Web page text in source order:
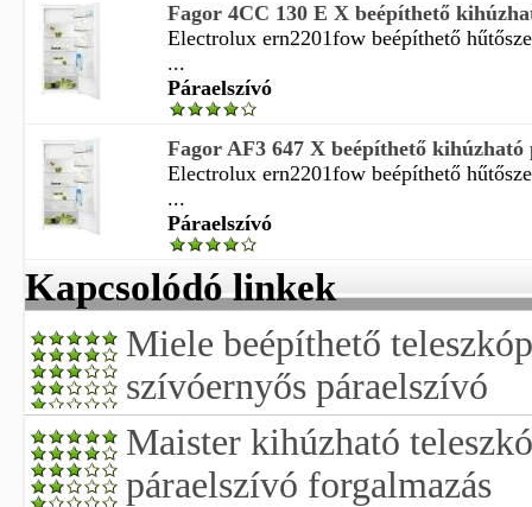
Fagor 4CC 130 E X beépíthető
Electrolux ern2201fow beépíthető
...
Páraelszívó
Fagor AF3 647 X beépíthető kihúzható
Electrolux ern2201fow beépíthető
...
Páraelszívó
Kapcsolódó linkek
Miele beépíthető
szívóernyős páraelszívó
Maister kihúzható
páraelszívó forgalmazás